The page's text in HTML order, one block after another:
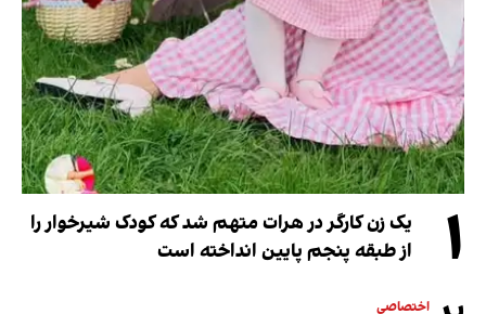
۱
یک زن کارگر در هرات متهم شد که کودک شیرخوار را
از طبقه پنجم پایین انداخته است
اختصاصی